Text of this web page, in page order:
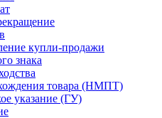
купли-продажи
знака
товара (НМПТ)
указание (ГУ)